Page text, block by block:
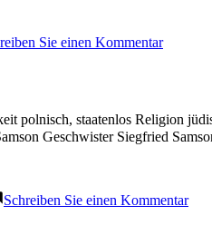
Sie einen Kommentarzu
polnisch, staatenlos Religion
Geschwister Siegfried
Schreiben Sie einen Kommentarzu